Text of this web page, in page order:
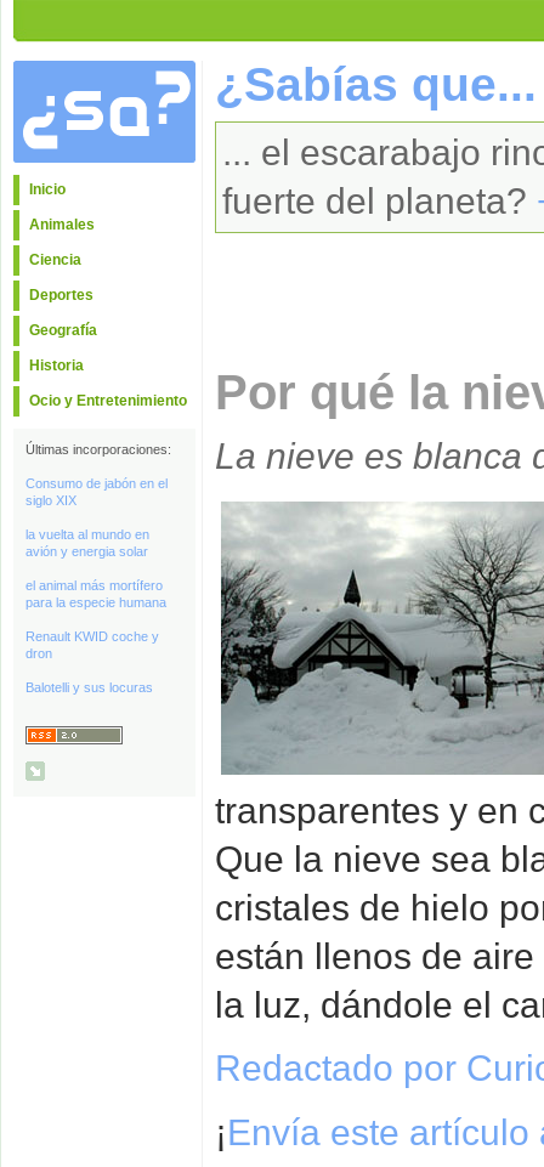
Inicio
Animales
Ciencia
Deportes
Geografía
Historia
Ocio y Entretenimiento
Últimas incorporaciones:
Consumo de jabón en el
siglo XIX
la vuelta al mundo en
avión y energia solar
el animal más mortífero
para la especie humana
Renault KWID coche y
dron
Balotelli y sus locuras
¿Sabías que...
... el escarabajo
fuerte del planeta?
Por qué la
La nieve es blanca
transparentes y en
Que la nieve sea
cristales de hielo
están llenos de
la luz, dándole el
Redactado por
¡Envía este artículo